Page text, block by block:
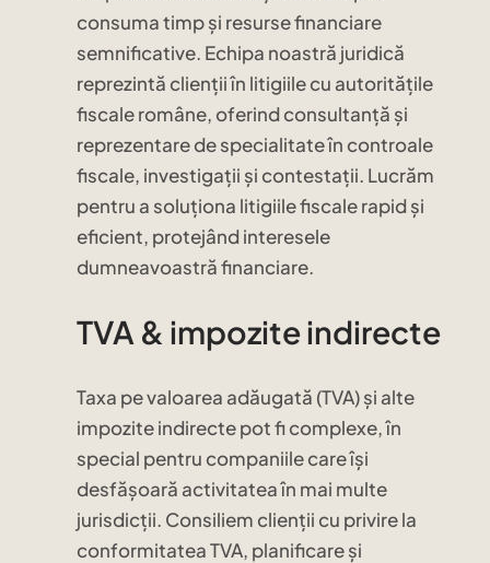
consuma timp și resurse financiare
semnificative. Echipa noastră juridică
reprezintă clienții în litigiile cu autoritățile
fiscale române, oferind consultanță și
reprezentare de specialitate în controale
fiscale, investigații și contestații. Lucrăm
pentru a soluționa litigiile fiscale rapid și
eficient, protejând interesele
dumneavoastră financiare.
TVA & impozite indirecte
Taxa pe valoarea adăugată (TVA) și alte
impozite indirecte pot fi complexe, în
special pentru companiile care își
desfășoară activitatea în mai multe
jurisdicții. Consiliem clienții cu privire la
conformitatea TVA, planificare și